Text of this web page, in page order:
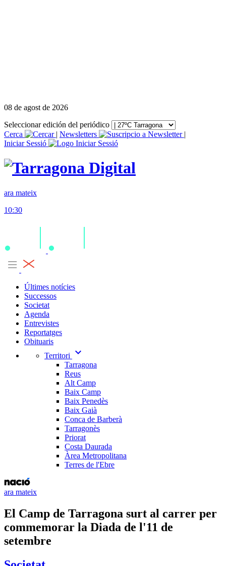
08 de agost de 2026
Seleccionar edición del periódico
Cerca
| Newsletters
|
Iniciar Sessió
ara mateix
10:30
Últimes notícies
Successos
Societat
Agenda
Entrevistes
Reportatges
Obituaris
Territori
expand_more
Tarragona
Reus
Alt Camp
Baix Camp
Baix Penedès
Baix Gaià
Conca de Barberà
Tarragonès
Priorat
Costa Daurada
Àrea Metropolitana
Terres de l'Ebre
ara mateix
El Camp de Tarragona surt al carrer per
commemorar la Diada de l'11 de
setembre